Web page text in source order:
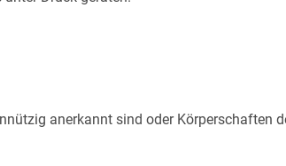
anerkannt sind oder Körperschaften